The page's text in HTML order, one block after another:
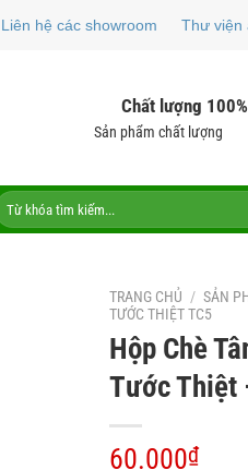
Liên hệ các showroom Thư viện
Chất lượng 100%
Sản phẩm chất lượng
TRANG CHỦ / SẢN
TƯỚC THIỆT TC5
Hộp Chè
Tước Thiệt
60.000₫